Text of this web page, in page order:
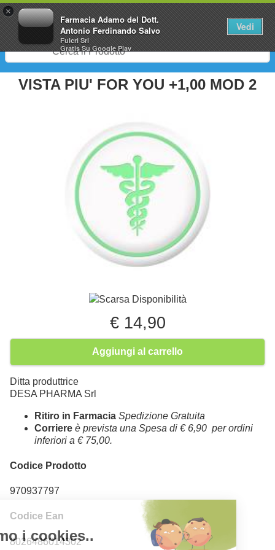
×
Farmacia Adamo del Dott.
Antonio Ferdinando Salvo
Fulcri Srl
GratisSu Google Play
Vedi
0
VISTA PIU' FOR YOU +1,00 MOD 2
Scarsa Disponibilità
€ 14,90
Aggiungi al carrello
Ditta produttrice
DESA PHARMA Srl
Ritiro in Farmacia Spedizione Gratuita
Corriere è prevista una Spesa di € 6,90 per ordini
inferiori a € 75,00.
Codice Prodotto
970937797
Codice Ean
8026486014302